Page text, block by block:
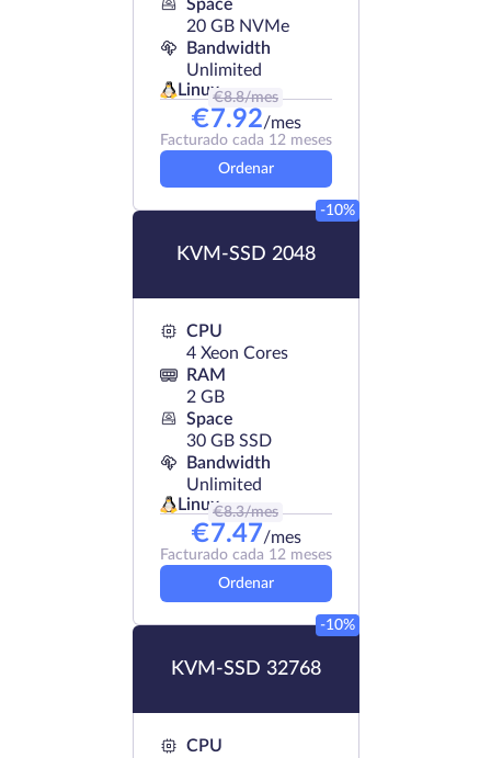
Space
20 GB NVMe
Bandwidth
Unlimited
Linux€8.8/mes
€7.92/mes
Facturado cada 12 meses
Ordenar
KVM-SSD 2048
-10%
CPU
4 Xeon Cores
RAM
2 GB
Space
30 GB SSD
Bandwidth
Unlimited
Linux€8.3/mes
€7.47/mes
Facturado cada 12 meses
Ordenar
KVM-SSD 32768
-10%
CPU